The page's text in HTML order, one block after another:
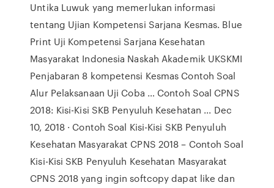
Untika Luwuk yang memerlukan informasi
tentang Ujian Kompetensi Sarjana Kesmas. Blue
Print Uji Kompetensi Sarjana Kesehatan
Masyarakat Indonesia Naskah Akademik UKSKMI
Penjabaran 8 kompetensi Kesmas Contoh Soal
Alur Pelaksanaan Uji Coba … Contoh Soal CPNS
2018: Kisi-Kisi SKB Penyuluh Kesehatan ... Dec
10, 2018 · Contoh Soal Kisi-Kisi SKB Penyuluh
Kesehatan Masyarakat CPNS 2018 – Contoh Soal
Kisi-Kisi SKB Penyuluh Kesehatan Masyarakat
CPNS 2018 yang ingin softcopy dapat like dan